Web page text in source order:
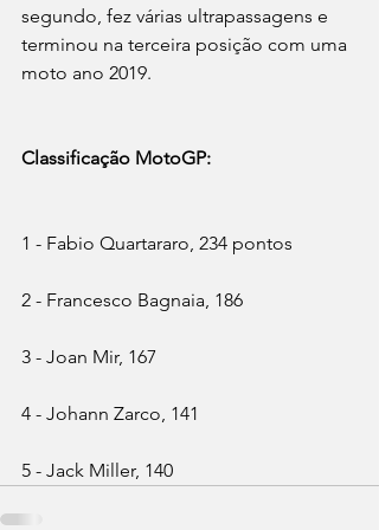
segundo, fez várias ultrapassagens e
terminou na terceira posição com uma
moto ano 2019.
Classificação MotoGP:
1 - Fabio Quartararo, 234 pontos
2 - Francesco Bagnaia, 186
3 - Joan Mir, 167
4 - Johann Zarco, 141
5 - Jack Miller, 140